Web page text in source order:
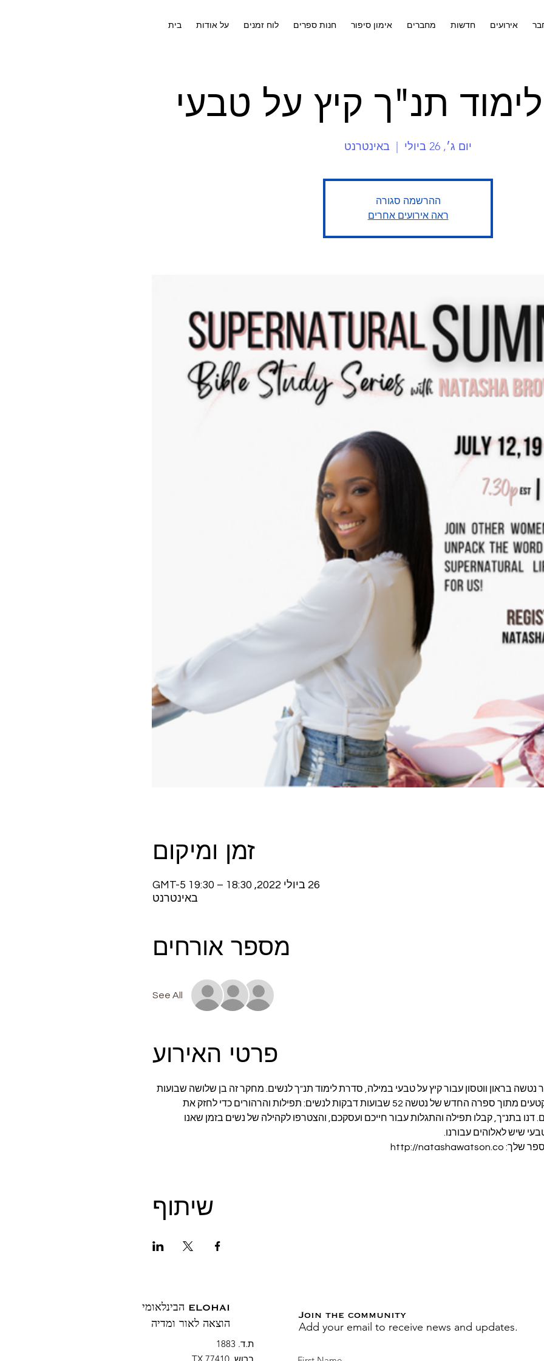
בית על אודות לוח זמנים חנות ספרים אימון סיפור מחברים חדשות אירועים
תנ"ך קיץ על טבעי
יום ג׳, 26 ביולי באינטרנט
ההרשמה סגורה
ראה אירועים אחרים
זמן ומיקום
26 ביולי 2022, 18:30 – 19:30 GMT-5‎
באינטרנט
מספר אורחים
See All
פרטי האירוע
נטשה בראון ווטסון עבור קיץ על טבעי במילה, סדרת לימוד תנ"ך לנשים. מחקר זה בן שלושה שבועות
יצלול עמוק לתוך כתבי הקודש וקטעים מתוך ספרה החדש של נטשה 52 שבועות דבקות לנשים: תפילות והרהורים כדי לחזק את
בתנ"ך, קבלו תפילה והתגלות עבור חייכם ועסקכם, והצטרפו לקהילה של נשים בזמן שאנו
שיש לאלוהים עבורנו.
שיתוף
ELOHAI הבינלאומי
הוצאה לאור ומדיה
ת.ד. 1883
Join the community
Add your email to receive news and updates.